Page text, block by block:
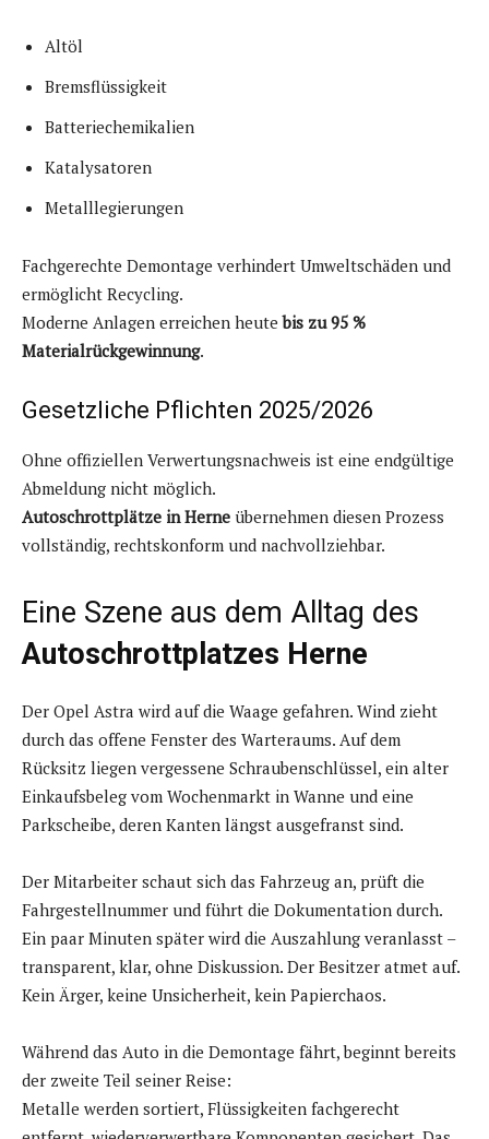
Altöl
Bremsflüssigkeit
Batteriechemikalien
Katalysatoren
Metalllegierungen
Fachgerechte Demontage verhindert Umweltschäden und
ermöglicht Recycling.
Moderne Anlagen erreichen heutebis zu 95 %
Materialrückgewinnung.
Gesetzliche Pflichten 2025/2026
Ohne offiziellen Verwertungsnachweis ist eine endgültige
Abmeldung nicht möglich.
Autoschrottplätze in Herne übernehmen diesen Prozess
vollständig, rechtskonform und nachvollziehbar.
Eine Szene aus dem Alltag des
Autoschrottplatzes Herne
Der Opel Astra wird auf die Waage gefahren. Wind zieht
durch das offene Fenster des Warteraums. Auf dem
Rücksitz liegen vergessene Schraubenschlüssel, ein alter
Einkaufsbeleg vom Wochenmarkt in Wanne und eine
Parkscheibe, deren Kanten längst ausgefranst sind.
Der Mitarbeiter schaut sich das Fahrzeug an, prüft die
Fahrgestellnummer und führt die Dokumentation durch.
Ein paar Minuten später wird die Auszahlung veranlasst –
transparent, klar, ohne Diskussion. Der Besitzer atmet auf.
Kein Ärger, keine Unsicherheit, kein Papierchaos.
Während das Auto in die Demontage fährt, beginnt bereits
der zweite Teil seiner Reise:
Metalle werden sortiert, Flüssigkeiten fachgerecht